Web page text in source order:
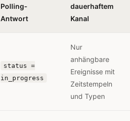
Polling-
Antwort
dauerhaftem
Kanal
status =
in_progress
Nur
anhängbare
Ereignisse mit
Zeitstempeln
und Typen